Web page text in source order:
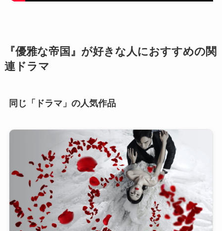
『優雅な帝国』が好きな人におすすめの関
連ドラマ
同じ「ドラマ」の人気作品